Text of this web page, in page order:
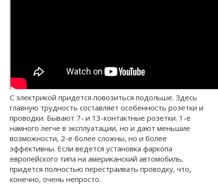
С электрикой придется повозиться подольше. Здесь
главную трудность составляет особенность розетки и
проводки. Бывают 7- и 13-контактные розетки. 1-е
намного легче в эксплуатации, но и дают меньшие
возможности, 2-е более сложны, но и более
эффективны. Если ведется установка фаркопа
европейского типа на американский автомобиль,
придется полностью перестраивать проводку, что,
конечно, очень непросто.